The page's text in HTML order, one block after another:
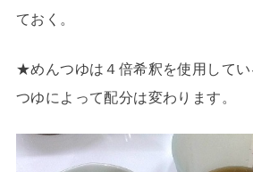
ておく。
★めんつゆは４倍希釈を使用して
つゆによって配分は変わります。